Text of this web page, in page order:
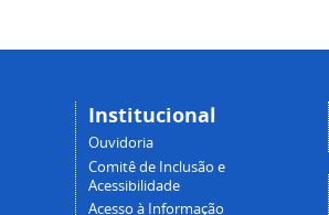
Institucional
Ouvidoria
Comitê de Inclusão e
Acessibilidade
Acesso à Informação